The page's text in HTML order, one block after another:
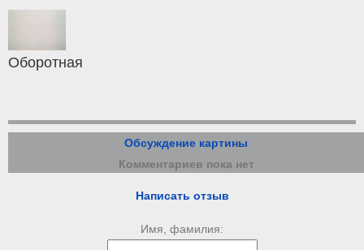
Оборотная
Обсуждение картины
Комментариев пока нет
Написать отзыв
Имя, фамилия: